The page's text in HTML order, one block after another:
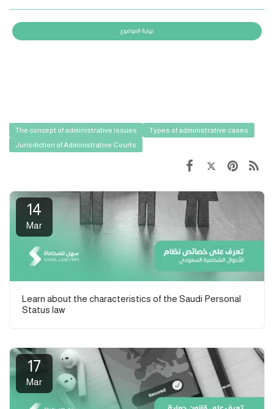
The concept of administrative issues
Types of administrative cases
Jurisdiction of Administrative Courts
14
Mar
Learn about the characteristics of the Saudi Personal
Status law
17
Mar